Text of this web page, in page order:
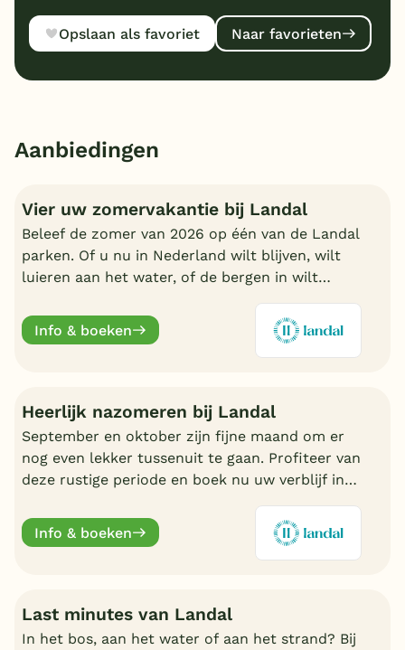
Opslaan als favoriet Naar favorieten
Aanbiedingen
Vier uw zomervakantie bij Landal
Beleef de zomer van 2026 op één van de Landal
parken. Of u nu in Nederland wilt blijven, wilt
luieren aan het water, of de bergen in wilt
fijn Landal park.
Info & boeken
Heerlijk nazomeren bij Landal
September en oktober zijn fijne maand om er
nog even lekker tussenuit te gaan. Profiteer van
deze rustige periode en boek nu uw verblijf in
Info & boeken
Last minutes van Landal
In het bos, aan het water of aan het strand? Bij